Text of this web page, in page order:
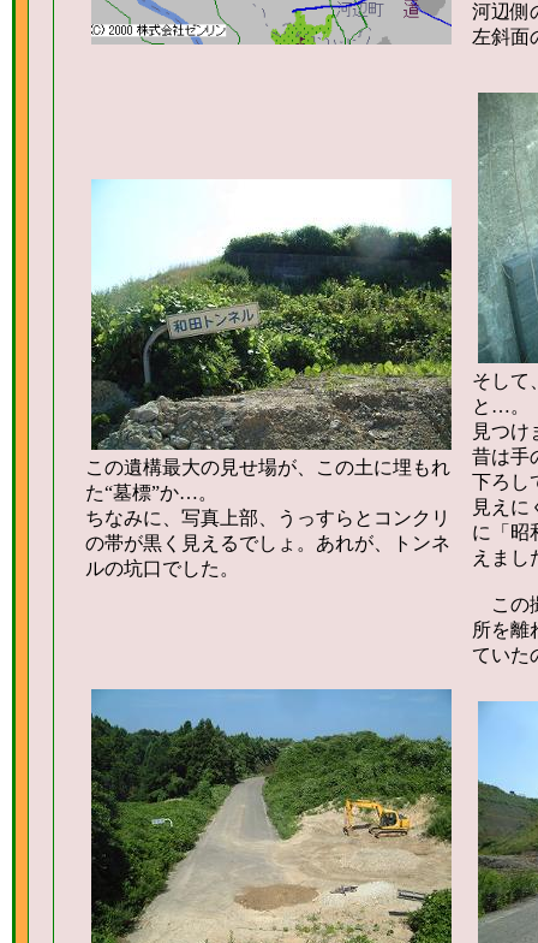
河辺側
左斜面
この遺構最大の見せ場が、この土に埋もれ
た“墓標”か…。
ちなみに、写真上部、うっすらとコンクリ
の帯が黒く見えるでしょ。あれが、トンネ
ルの坑口でした。
そして
と…。
見つけ
昔は手
下ろし
見えに
に「昭
えまし
この
所を離
ていた